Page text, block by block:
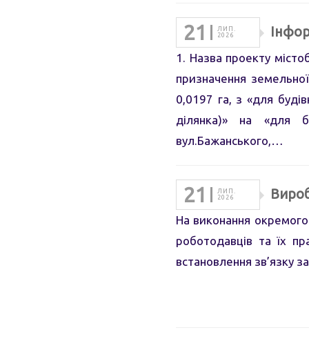
21
ЛИП.
2026
1. Назва проекту
призначення
0,0197 га, з «для
ділянка)» на «для
вул.Бажанського,…
21
ЛИП.
2026
На виконання
роботодавців та їх
встановлення зв’язку